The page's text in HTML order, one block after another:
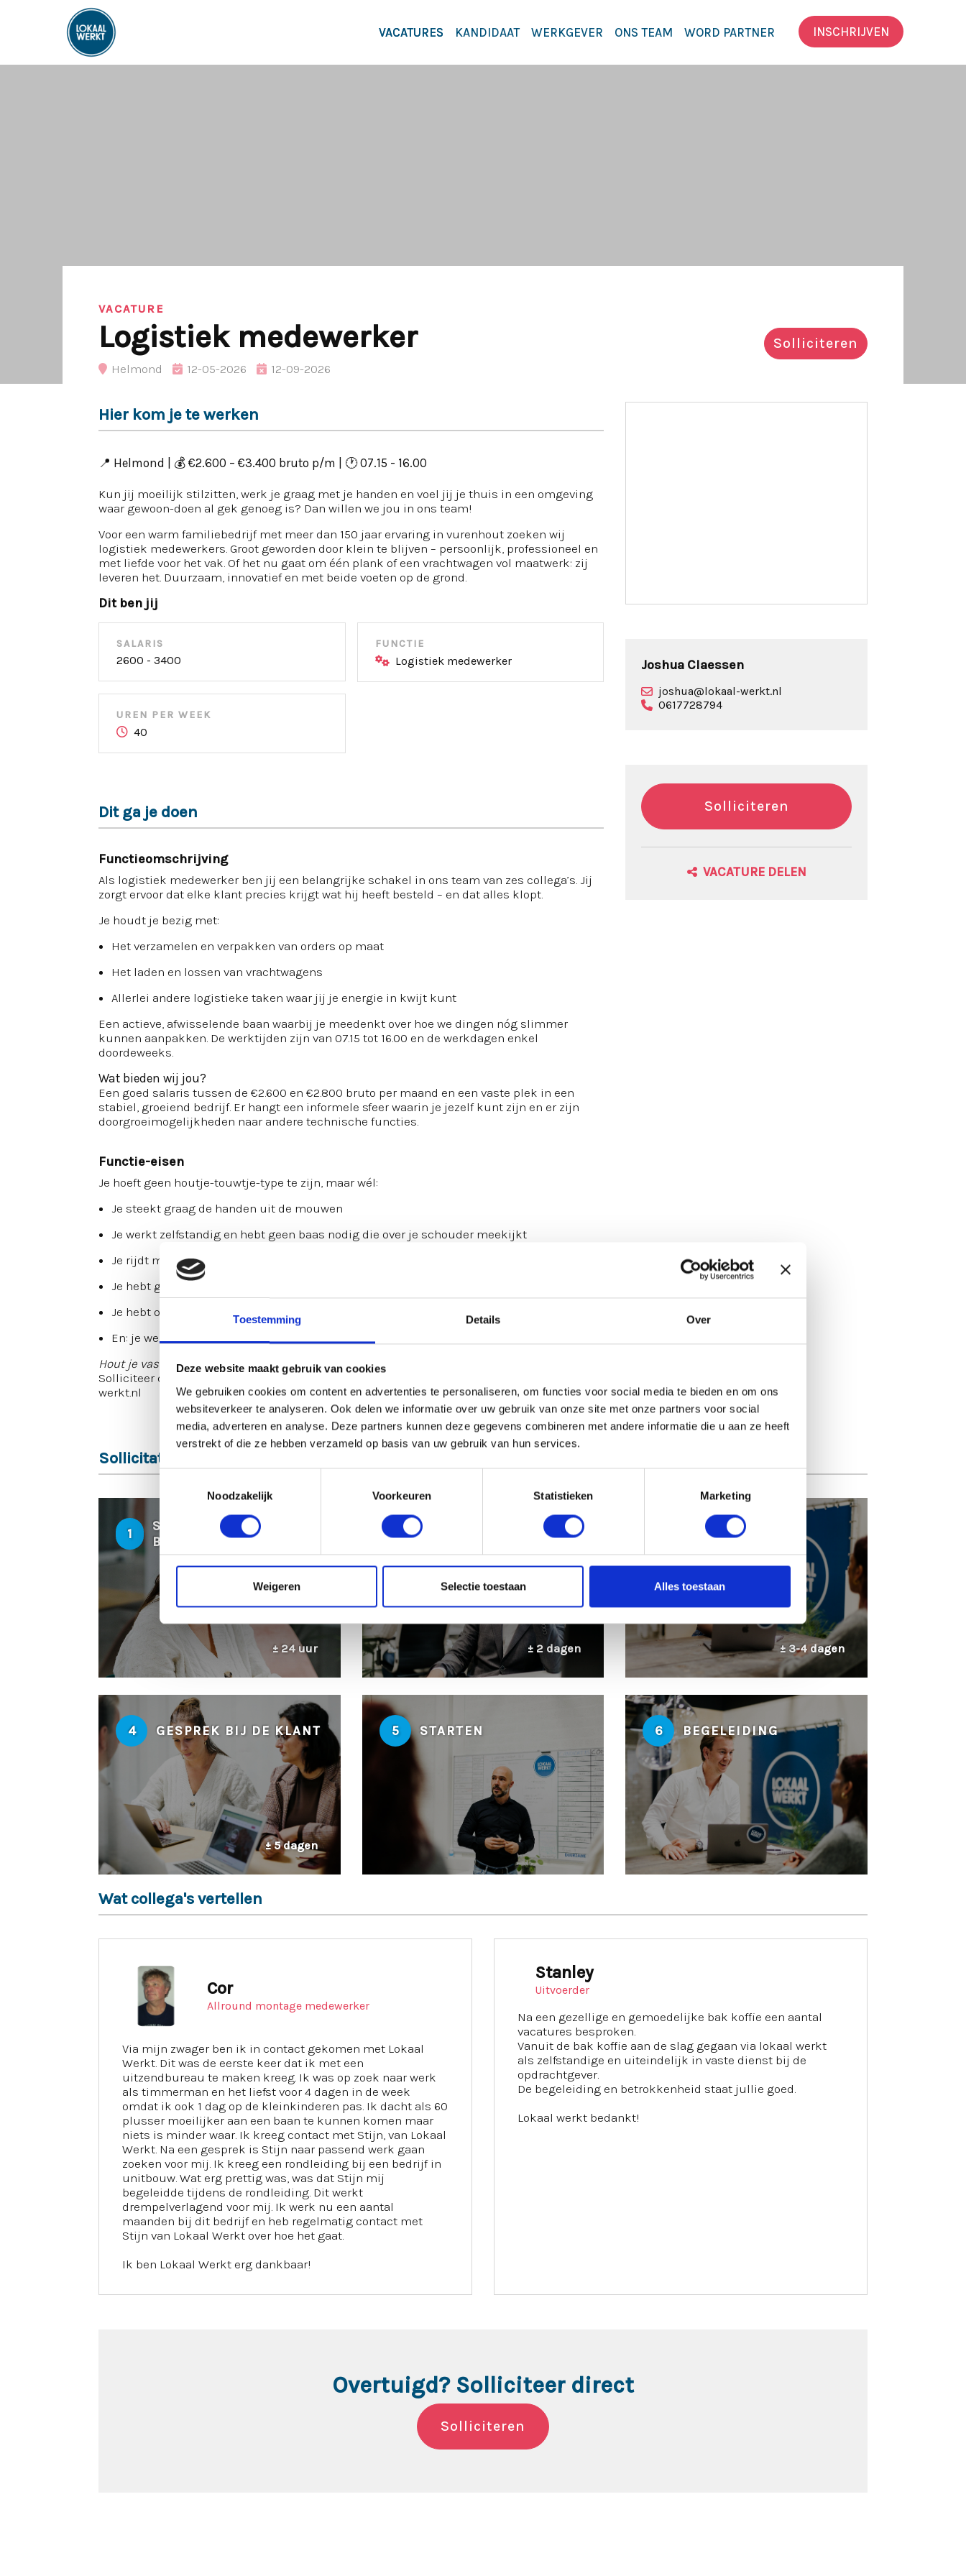
Toestemming Details Over
Deze website maakt gebruik van cookies
We gebruiken cookies om content en advertenties te personaliseren, om functies voor social media te bieden en om ons
websiteverkeer te analyseren. Ook delen we informatie over uw gebruik van onze site met onze partners voor social
media, adverteren en analyse. Deze partners kunnen deze gegevens combineren met andere informatie die u aan ze heeft
verstrekt of die ze hebben verzameld op basis van uw gebruik van hun services.
Toestemmingsselectie
Noodzakelijk
Voorkeuren Statistieken Marketing
Weigeren Selectie toestaan Alles toestaan
VACATURES KANDIDAAT WERKGEVER ONS TEAM WORD PARTNER INSCHRIJVEN
VACATURE
Logistiek medewerker
Helmond 12-05-2026 12-09-2026
Solliciteren
Hier kom je te werken
📍 Helmond | 💰 €2.600 – €3.400 bruto p/m | 🕐 07.15 - 16.00
Kun jij moeilijk stilzitten, werk je graag met je handen en voel jij je thuis in een omgeving
waar gewoon-doen al gek genoeg is? Dan willen we jou in ons team!
Voor een warm familiebedrijf met meer dan 150 jaar ervaring in vurenhout zoeken wij
logistiek medewerkers. Groot geworden door klein te blijven – persoonlijk, professioneel en
met liefde voor het vak. Of het nu gaat om één plank of een vrachtwagen vol maatwerk: zij
leveren het. Duurzaam, innovatief en met beide voeten op de grond.
Dit ben jij
SALARIS
2600 - 3400
FUNCTIE
Logistiek medewerker
UREN PER WEEK
40
Dit ga je doen
Functieomschrijving
Als logistiek medewerker ben jij een belangrijke schakel in ons team van zes collega’s. Jij
zorgt ervoor dat elke klant precies krijgt wat hij heeft besteld – en dat alles klopt.
Je houdt je bezig met:
Het verzamelen en verpakken van orders op maat
Het laden en lossen van vrachtwagens
Allerlei andere logistieke taken waar jij je energie in kwijt kunt
Een actieve, afwisselende baan waarbij je meedenkt over hoe we dingen nóg slimmer
kunnen aanpakken. De werktijden zijn van 07.15 tot 16.00 en de werkdagen enkel
doordeweeks.
Wat bieden wij jou?
Een goed salaris tussen de €2.600 en €2.800 bruto per maand en een vaste plek in een
stabiel, groeiend bedrijf. Er hangt een informele sfeer waarin je jezelf kunt zijn en er zijn
doorgroeimogelijkheden naar andere technische functies.
Functie-eisen
Je hoeft geen houtje-touwtje-type te zijn, maar wél:
Je steekt graag de handen uit de mouwen
Je werkt zelfstandig en hebt geen baas nodig die over je schouder meekijkt
Je rijdt met gemak en plezier op een heftruck (certificaat? Mooi! Anders regelen we dat.)
Je hebt gevoel voor ruimte en overzicht
Je hebt oog voor veiligheid
En: je werkt graag in de buitenlucht – regen of zon, jij staat je mannetje (of vrouwtje)
Hout je vast – dit kan zomaar je nieuwe baan zijn!We komen graag met je in contact.
Solliciteer direct of neem contact op met Joshua. Hij is bereikbaar via joshua
werkt.nl
Joshua Claessen
joshua@lokaal-werkt.nl
0617728794
Solliciteren
VACATURE DELEN
Sollicitatieprocedure
1
SOLLICITATIE
BEOORDELEN
± 24 uur
2 TELEFONISCHE INTAKE
± 2 dagen
PERSOONLIJKE
KENNISMAKING
± 3-4 dagen
4 GESPREK BIJ DE KLANT
± 5 dagen
5 STARTEN 6 BEGELEIDING
Wat collega's vertellen
Cor
Allround montage medewerker
Via mijn zwager ben ik in contact gekomen met Lokaal
Werkt. Dit was de eerste keer dat ik met een
uitzendbureau te maken kreeg. Ik was op zoek naar werk
als timmerman en het liefst voor 4 dagen in de week
omdat ik ook 1 dag op de kleinkinderen pas. Ik dacht als 60
plusser moeilijker aan een baan te kunnen komen maar
niets is minder waar. Ik kreeg contact met Stijn, van Lokaal
Werkt. Na een gesprek is Stijn naar passend werk gaan
zoeken voor mij. Ik kreeg een rondleiding bij een bedrijf in
unitbouw. Wat erg prettig was, was dat Stijn mij
begeleidde tijdens de rondleiding. Dit werkt
drempelverlagend voor mij. Ik werk nu een aantal
maanden bij dit bedrijf en heb regelmatig contact met
Stijn van Lokaal Werkt over hoe het gaat.
Ik ben Lokaal Werkt erg dankbaar!
Stanley
Uitvoerder
Na een gezellige en gemoedelijke bak koffie een aantal
vacatures besproken.
Vanuit de bak koffie aan de slag gegaan via lokaal werkt
als zelfstandige en uiteindelijk in vaste dienst bij de
opdrachtgever.
De begeleiding en betrokkenheid staat jullie goed.
Lokaal werkt bedankt!
Overtuigd? Solliciteer direct
Solliciteren